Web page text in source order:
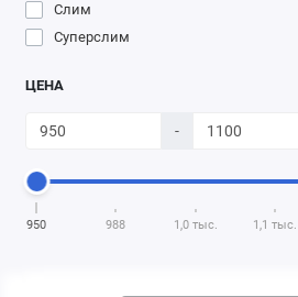
Слим
Суперслим
ЦЕНА
-
950 988 1,0 тыс. 1,1 тыс.